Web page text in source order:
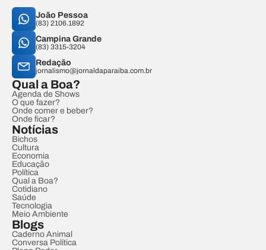
João Pessoa
(83) 2106.1892
Campina Grande
(83) 3315-3204
Redação
jornalismo@jornaldaparaiba.com.br
Qual a Boa?
Agenda de Shows
O que fazer?
Onde comer e beber?
Onde ficar?
Notícias
Bichos
Cultura
Economia
Educação
Política
Qual a Boa?
Cotidiano
Saúde
Tecnologia
Meio Ambiente
Blogs
Caderno Animal
Conversa Política